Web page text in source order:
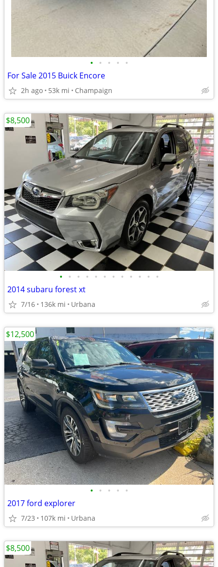
• • • • •
For Sale 2015 Buick Encore
2h ago 53k mi Champaign
• • • • • • • • • • • •
2014 subaru forest xt
7/16 136k mi Urbana
$8,500
• • • • •
2017 ford explorer
7/23 107k mi Urbana
$12,500
$8,500